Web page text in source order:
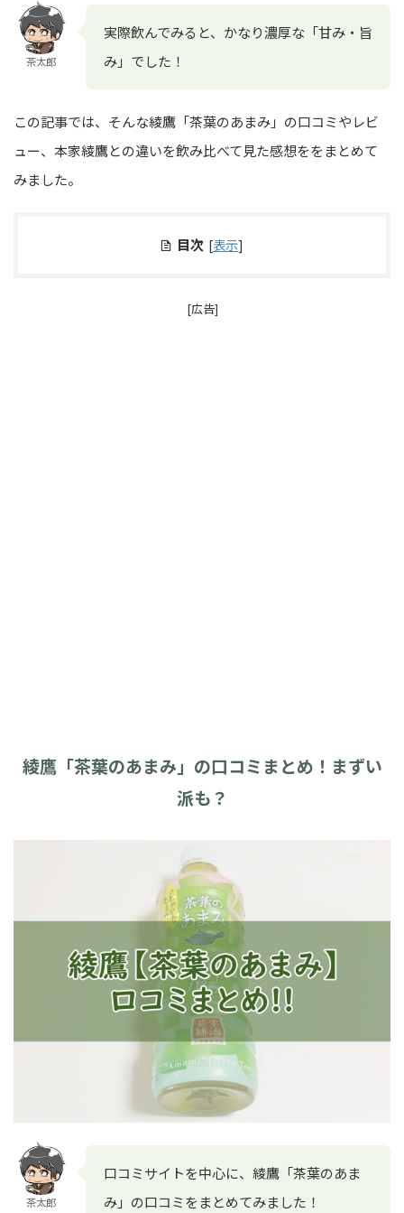
茶太郎
実際飲んでみると、かなり濃厚な「甘み・旨
み」でした！
この記事では、そんな綾鷹「茶葉のあまみ」の口コミやレビ
ュー、本家綾鷹との違いを飲み比べて見た感想ををまとめて
みました。
目次 [表示]
[広告]
綾鷹「茶葉のあまみ」の口コミまとめ！まずい
派も？
茶太郎
口コミサイトを中心に、綾鷹「茶葉のあま
み」の口コミをまとめてみました！